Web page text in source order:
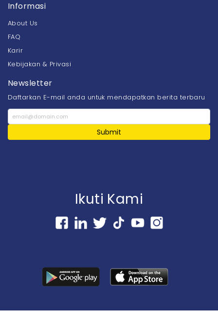
Informasi
About Us
FAQ
Karir
Kebijakan & Privasi
Newsletter
Daftarkan E-mail anda untuk mendapatkan berita terbaru
Submit
Ikuti Kami